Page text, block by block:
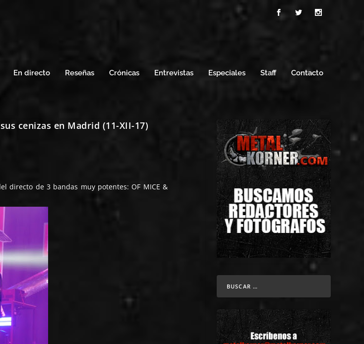
En directo Reseñas Crónicas Entrevistas Especiales Staff Contacto
cenizas en Madrid (11-XII-17)
directo de 3 bandas muy potentes: OF MICE &